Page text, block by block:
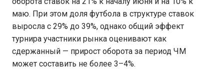
маю. При этом доля футбола в структуре ставок
выросла с 29% до 39%, однако общий эффект
турнира участники рынка оценивают как
сдержанный — прирост оборота за период ЧМ
может составить не более 3–4%.